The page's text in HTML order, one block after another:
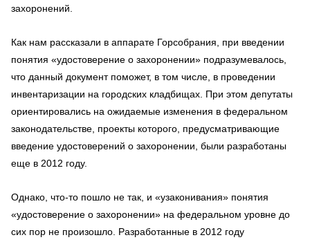
захоронений.
Как нам рассказали в аппарате Горсобрания, при введении
понятия «удостоверение о захоронении» подразумевалось,
что данный документ поможет, в том числе, в проведении
инвентаризации на городских кладбищах. При этом депутаты
ориентировались на ожидаемые изменения в федеральном
законодательстве, проекты которого, предусматривающие
введение удостоверений о захоронении, были разработаны
еще в 2012 году.
Однако, что-то пошло не так, и «узаконивания» понятия
«удостоверение о захоронении» на федеральном уровне до
сих пор не произошло. Разработанные в 2012 году